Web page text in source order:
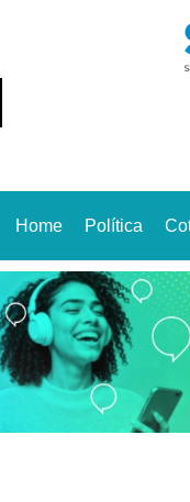
Home Política